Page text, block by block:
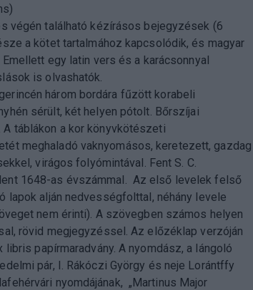
végén található kézírásos bejegyzések (6
a kötet tartalmához kapcsolódik, és magyar
egy latin vers és a karácsonnyal
is olvashatók.
három bordára fűzött korabeli
sérült, két helyen pótolt. Bőrszíjai
A táblákon a kor könyvkötészeti
meghaladó vaknyomásos, keretezett, gazdag
virágos folyómintával. Fent S. C.
1648-as évszámmal. Az első levelek felső
lapok alján nedvességfolttal, néhány levele
nem érinti). A szövegben számos helyen
rövid megjegyzéssel. Az előzéklap verzóján
papírmaradvány. A nyomdász, a lángoló
pár, I. Rákóczi György és neje Lorántffy
nyomdájának, „Martinus Major